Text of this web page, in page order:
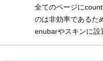
全てのページに
のは非効率であるた
enubarやスキンに設